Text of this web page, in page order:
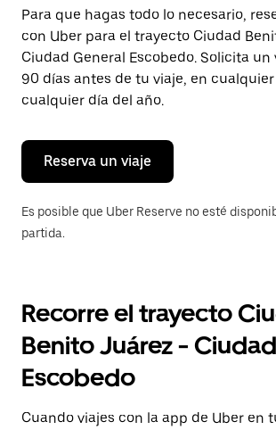
Presiona
la
tecla Esc
para
cerrar
el
calendario.
Para que hagas todo lo necesario,
con Uber para el trayecto Ciudad
Ciudad General Escobedo. Solicita un
90 días antes de tu viaje, en
cualquier día del año.
Reserva un viaje
Es posible que Uber Reserve no esté
partida.
Recorre el trayecto
Benito Juárez -
Escobedo
Cuando viajes con la app de Uber en